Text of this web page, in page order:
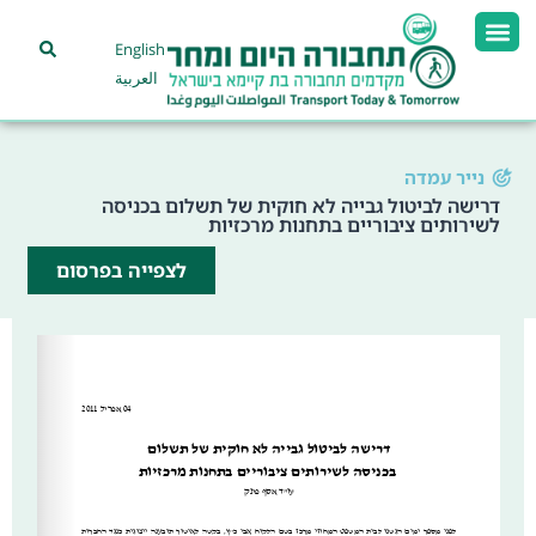
English
العربية
נייר עמדה
דרישה לביטול גבייה לא חוקית של תשלום בכניסה
לשירותים ציבוריים בתחנות מרכזיות
לצפייה בפרסום